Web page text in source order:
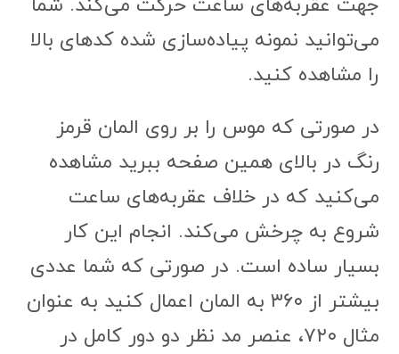
جهت عقربه‌های ساعت حرکت می‌کند. شما
می‌توانید نمونه پیاده‌سازی شده کدهای بالا
را مشاهده کنید.
در صورتی که موس را بر روی المان قرمز
رنگ در بالای همین صفحه ببرید مشاهده
می‌کنید که در خلاف عقربه‌های ساعت
شروع به چرخش می‌کند. انجام این کار
بسیار ساده است. در صورتی که شما عددی
بیشتر از ۳۶۰ به المان اعمال کنید به عنوان
مثال ۷۲۰، عنصر مد نظر دو دور کامل در